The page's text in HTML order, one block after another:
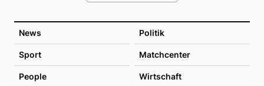
News Politik
Sport Matchcenter
People Wirtschaft